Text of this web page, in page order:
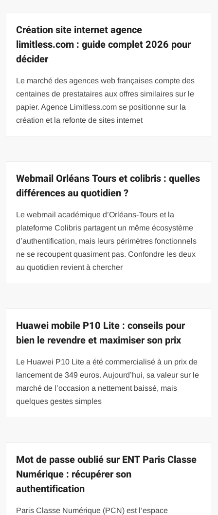
Création site internet agence
limitless.com : guide complet 2026 pour
décider
Le marché des agences web françaises compte des
centaines de prestataires aux offres similaires sur le
papier. Agence Limitless.com se positionne sur la
création et la refonte de sites internet
Webmail Orléans Tours et colibris : quelles
différences au quotidien ?
Le webmail académique d’Orléans-Tours et la
plateforme Colibris partagent un même écosystème
d’authentification, mais leurs périmètres fonctionnels
ne se recoupent quasiment pas. Confondre les deux
au quotidien revient à chercher
Huawei mobile P10 Lite : conseils pour
bien le revendre et maximiser son prix
Le Huawei P10 Lite a été commercialisé à un prix de
lancement de 349 euros. Aujourd’hui, sa valeur sur le
marché de l’occasion a nettement baissé, mais
quelques gestes simples
Mot de passe oublié sur ENT Paris Classe
Numérique : récupérer son
authentification
Paris Classe Numérique (PCN) est l’espace